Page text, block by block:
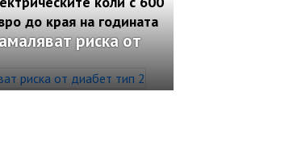
до края на годината
риска от